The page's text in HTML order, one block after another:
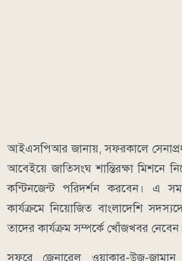
আইএসপিআর জানায়, সফরকালে
আবেইয়ে জাতিসংঘ শান্তিরক্ষা মিশনে
কন্টিনজেন্ট পরিদর্শন করবেন। এ সময়
কার্যক্রমে নিয়োজিত বাংলাদেশি
তাদের কার্যক্রম সম্পর্কে খোঁজখবর
সফরে জেনারেল ওয়াকার-উজ-